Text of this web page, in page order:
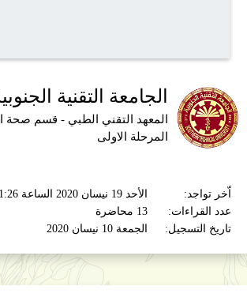
الجامعة التقنية
المعهد التقني الطبي - قسم صحة
المرحلة الاولى
اّخر تواجد:
الأحد 19 نيسان 2020 الساعة 1:26 مساءً
عدد القراءات:
13 محاضرة
تاريخ التسجيل:
الجمعة 10 نيسان 2020